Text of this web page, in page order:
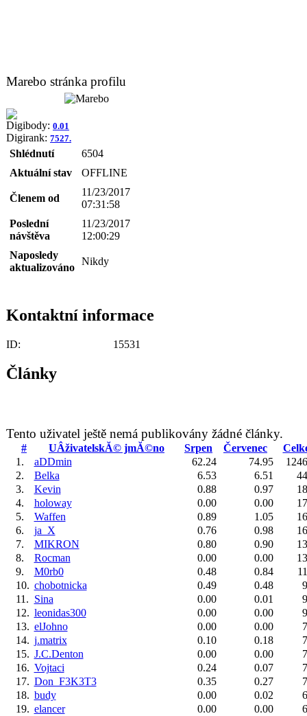
Marebo stránka profilu
Digibody: 0.01
Digirank: 7527.
Shlédnutí
6504
Aktuální stav
OFFLINE
Členem od
11/23/2017
07:31:58
Poslední
návštěva
11/23/2017
12:00:29
Naposledy
aktualizováno
Nikdy
Kontaktní informace
ID: 15531
Články
Tento uživatel ještě nemá publikovány žádné články.
# UÂživatelskĂ© jmĂ©no Srpen Červenec
1.
aDDmin 62.24 74.95
2.
Belka 6.53 6.51
3.
Kevin 0.88 0.97
4.
holoway 0.00 0.00
5.
Waffen 0.89 1.05
6.
ja_X 0.76 0.98
7.
MIKRON 0.80 0.90
8.
Rocman 0.00 0.00
9.
M0rb0 0.48 0.84
10. chobotnicka 0.49 0.48
11. Sina 0.00 0.01
12. leonidas300 0.00 0.00
13. elJohno 0.00 0.00
14. j.matrix 0.10 0.18
15. J.C.Denton 0.00 0.00
16. Vojtaci 0.24 0.07
17. Don_F3K3T3 0.35 0.27
18. budy 0.00 0.02
19. elancer 0.00 0.00